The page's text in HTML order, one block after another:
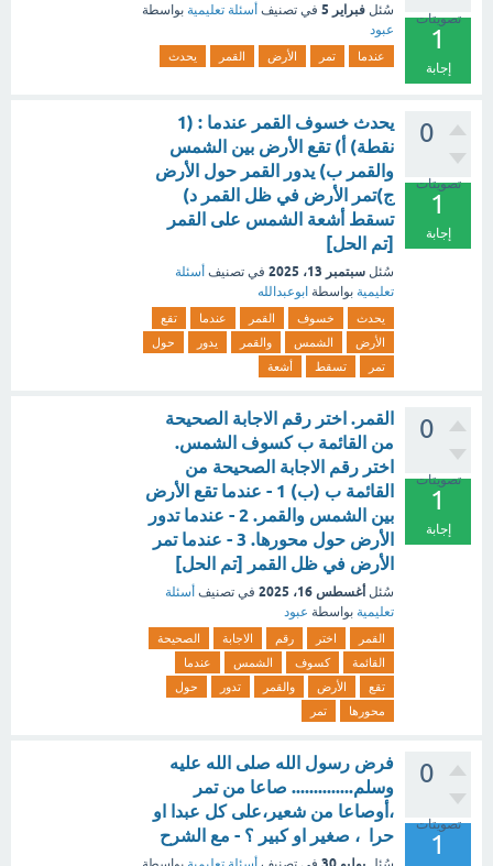
تصويتات
1
إجابة
سُئل فبراير 5 في تصنيف أسئلة تعليمية بواسطة
عبود
عندما تمر الأرض القمر يحدث
0
تصويتات
1
إجابة
يحدث خسوف القمر عندما : (1
نقطة) أ) تقع الأرض بين الشمس
والقمر ب) يدور القمر حول الأرض
ج)تمر الأرض في ظل القمر د)
تسقط أشعة الشمس على القمر
[تم الحل]
سُئل سبتمبر 13، 2025 في تصنيف أسئلة
تعليمية بواسطة ابوعبدالله
يحدث خسوف القمر عندما
تقع
الأرض
الشمس والقمر يدور
حول
تمر
تسقط أشعة
0
تصويتات
1
إجابة
القمر. اختر رقم الاجابة الصحيحة
من القائمة ب كسوف الشمس.
اختر رقم الاجابة الصحيحة من
القائمة ب (ب) 1 - عندما تقع الأرض
بين الشمس والقمر. 2 - عندما تدور
الأرض حول محورها. 3 - عندما تمر
الأرض في ظل القمر [تم الحل]
سُئل أغسطس 16، 2025 في تصنيف أسئلة
تعليمية بواسطة عبود
القمر اختر رقم الاجابة
الصحيحة
القائمة
كسوف الشمس
عندما
تقع
الأرض والقمر تدور
حول
محورها
تمر
0
تصويتات
1
فرض رسول الله صلى الله عليه
وسلم.............. صاعا من تمر
،أوصاعا من شعير،على كل عبدا او
حرا ، صغير او كبير ؟ - مع الشرح